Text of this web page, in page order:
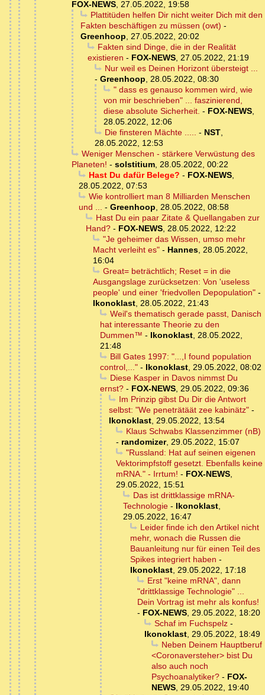
FOX-NEWS 27.05.2022, 19:58
Plattitüden helfen Dir nicht weiter Dich mit den
Fakten beschäftigen zu müssen (owt) -
Greenhoop
27.05.2022, 20:02
Fakten sind Dinge, die in der Realität
existieren - FOX-NEWS 27.05.2022, 21:19
Nur weil es Deinen Horizont übersteigt ...
- Greenhoop
28.05.2022, 08:30
" dass es genauso kommen wird, wie
von mir beschrieben" ... faszinierend,
diese absolute Sicherheit. - FOX-NEWS
28.05.2022, 12:06
Die finsteren Mächte .....
- NST,
28.05.2022, 12:53
Weniger Menschen - stärkere Verwüstung des
Planeten! - solstitium 28.05.2022, 00:22
Hast Du dafür Belege? - FOX-NEWS,
28.05.2022, 07:53
Wie kontrolliert man 8 Milliarden Menschen
und ...
- Greenhoop
28.05.2022, 08:58
Hast Du ein paar Zitate & Quellangaben zur
Hand? - FOX-NEWS 28.05.2022, 12:22
"Je geheimer das Wissen, umso mehr
Macht verleiht es" - Hannes 28.05.2022,
16:04
Great= beträchtlich; Reset = in die
Ausgangslage zurücksetzen: Von 'useless
people' und einer 'friedvollen Depopulation" -
Ikonoklast 28.05.2022, 21:43
Weil's thematisch gerade passt, Danisch
hat interessante Theorie zu den
Dummen™ - Ikonoklast 28.05.2022,
21:48
Bill Gates 1997: "...,I found population
control,..." - Ikonoklast 29.05.2022, 08:02
Diese Kasper in Davos nimmst Du
ernst? - FOX-NEWS 29.05.2022, 09:36
Im Prinzip gibst Du Dir die Antwort
selbst: "We peneträtäät zee kabinätz" -
Ikonoklast 29.05.2022, 13:54
Klaus Schwabs Klassenzimmer (nB)
- randomizer, 29.05.2022, 15:07
"Russland: Hat auf seinen eigenen
Vektorimpfstoff gesetzt. Ebenfalls keine
mRNA." - Irrtum! - FOX-NEWS
29.05.2022, 15:51
Das ist drittklassige mRNA-
Technologie - Ikonoklast
29.05.2022, 16:47
Leider finde ich den Artikel nicht
mehr, wonach die Russen die
Bauanleitung nur für einen Teil des
Spikes integriert haben -
Ikonoklast 29.05.2022, 17:18
Erst "keine mRNA", dann
"drittklassige Technologie" ...
Dein Vortrag ist mehr als konfus!
- FOX-NEWS 29.05.2022, 18:20
Schaf im Fuchspelz-
Ikonoklast 29.05.2022, 18:49
Neben Deinem Hauptberuf
<Coronaversteher> bist Du
also auch noch
Psychoanalytiker? - FOX-
NEWS 29.05.2022, 19:40